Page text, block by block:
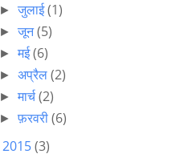
►जुलाई(1)
►जून(5)
►मई(6)
► अप्रैल(2)
►मार्च(2)
►फ़रवरी(6)
2015(3)